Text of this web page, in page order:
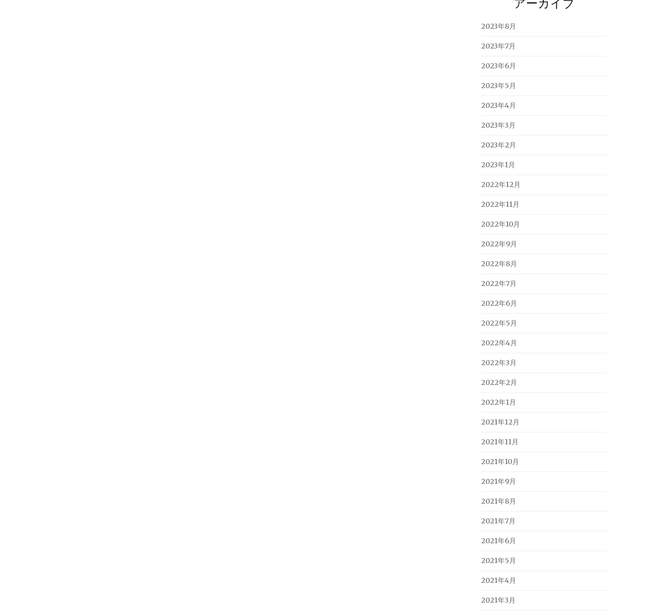
2023年8月
2023年7月
2023年6月
2023年5月
2023年4月
2023年3月
2023年2月
2023年1月
2022年12月
2022年11月
2022年10月
2022年9月
2022年8月
2022年7月
2022年6月
2022年5月
2022年4月
2022年3月
2022年2月
2022年1月
2021年12月
2021年11月
2021年10月
2021年9月
2021年8月
2021年7月
2021年6月
2021年5月
2021年4月
2021年3月